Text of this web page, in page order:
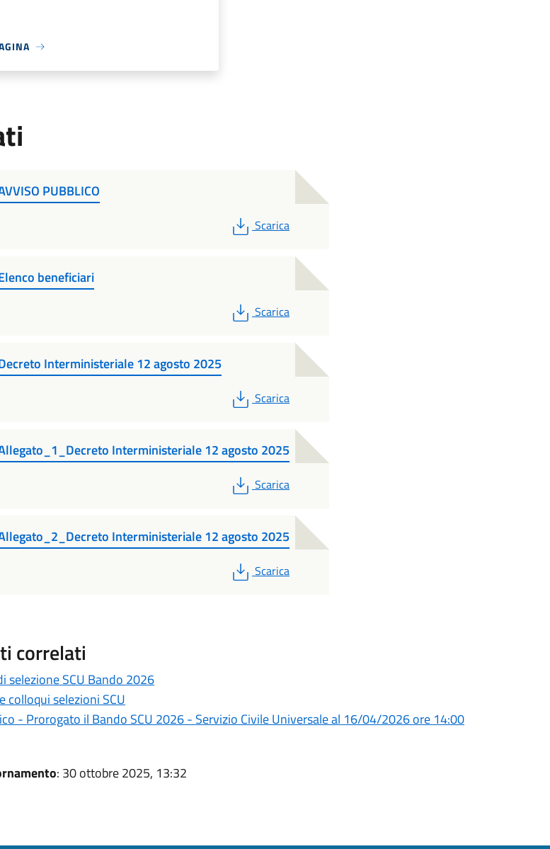
PUBBLICO
PDF
Scarica
beneficiari
PDF
Scarica
Interministeriale 12 agosto 2025
PDF
Scarica
Interministeriale 12 agosto 2025
PDF
Scarica
Interministeriale 12 agosto 2025
PDF
Scarica
correlati
selezione SCU Bando 2026
colloqui selezioni SCU
- Prorogato il Bando SCU 2026 - Servizio Civile Universale al 16/04/2026 ore 14:00
: 30 ottobre 2025, 13:32